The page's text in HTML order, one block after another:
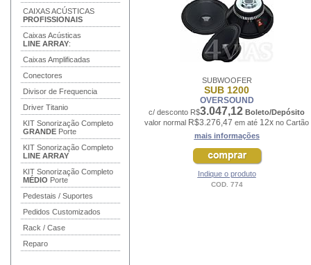
CAIXAS ACÚSTICAS
PROFISSIONAIS
Caixas Acústicas
LINE ARRAY:
Caixas Amplificadas
Conectores
Divisor de Frequencia
Driver Titanio
KIT Sonorização Completo
GRANDE Porte
KIT Sonorização Completo
LINE ARRAY
KIT Sonorização Completo
MÉDIO Porte
Pedestais / Suportes
Pedidos Customizados
Rack / Case
Reparo
SUBWOOFER
SUB 1200
OVERSOUND
c/ desconto R$3.047,12 Boleto/Depósito
valor normal R$3.276,47 em até 12x no Cartão
mais informações
Indique o produto
COD. 774